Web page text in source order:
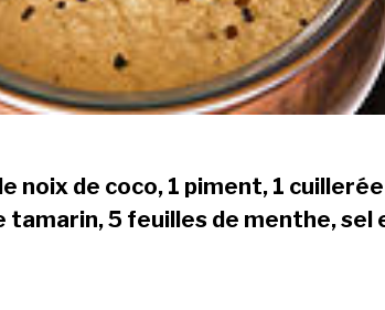
noix de coco, 1 piment, 1
tamarin, 5 feuilles de menthe, sel